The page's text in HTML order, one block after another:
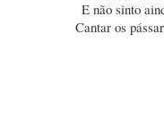
E não sinto
Cantar os